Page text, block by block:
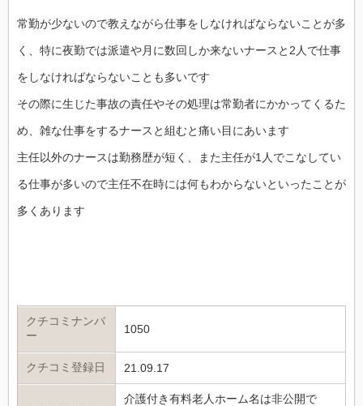
常勤が少ないので教えながら仕事をしなければならないことが多
く、特に夜勤では派遣や月に数回しか来ないナースと2人で仕事
をしなければならないことも多いです
その際に生じた事故の責任やその処理は常勤者にかかってくるた
め、雑な仕事をするナースと組むと痛い目にあいます
主任以外のナースは勤務歴が短く、また主任が1人でこなしてい
る仕事が多いので主任不在時には何もわからないといったことが
多くあります
クチコミナンバ
ー
1050
クチコミ登録日 21.09.17
介護付き有料老人ホーム名は非公開で